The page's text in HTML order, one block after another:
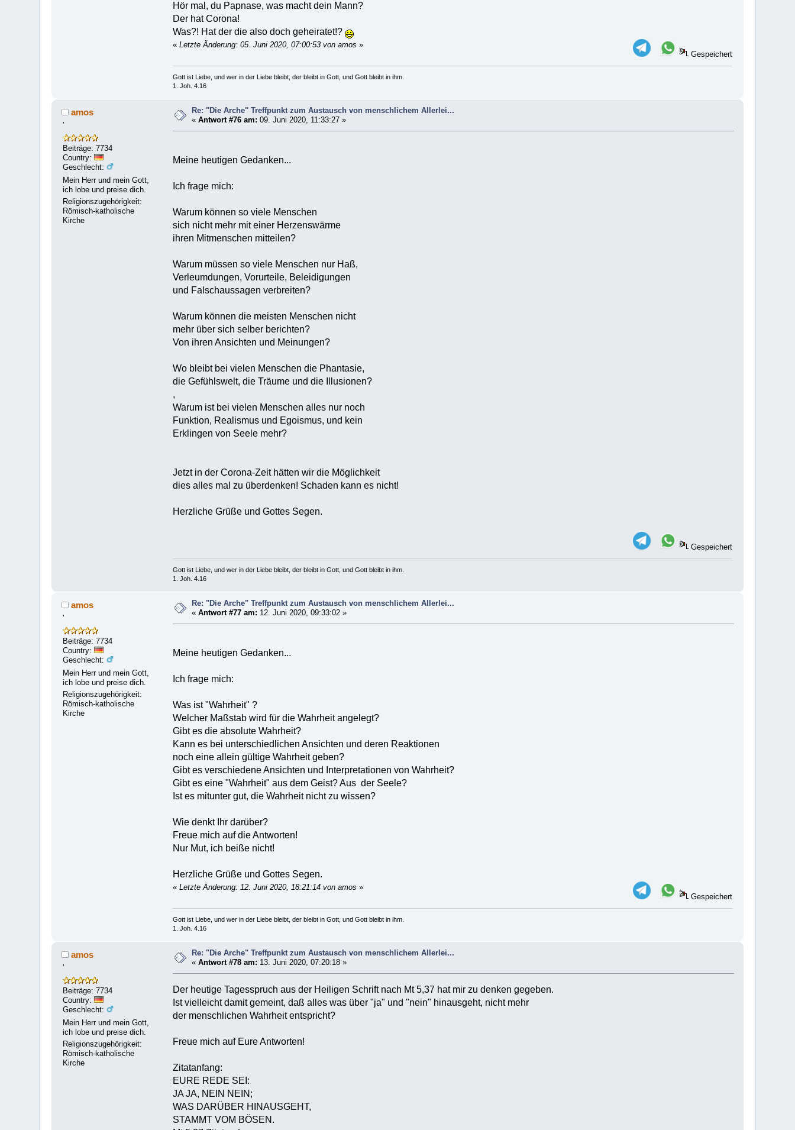
Hör mal, du Papnase, was macht dein Mann?
Der hat Corona!
Was?! Hat der die also doch geheiratet!?
« Letzte Änderung: 05. Juni 2020, 07:00:53 von amos »
Gespeichert
Gott ist Liebe, und wer in der Liebe bleibt, der bleibt in Gott, und Gott bleibt in ihm.
1. Joh. 4.16
amos
'
Beiträge: 7734
Country:
Geschlecht:
Mein Herr und mein Gott,
ich lobe und preise dich.
Religionszugehörigkeit:
Römisch-katholische
Kirche
Re: "Die Arche" Treffpunkt zum Austausch von menschlichem Allerlei...
«Antwort #76 am: 09. Juni 2020, 11:33:27 »
Meine heutigen Gedanken...
Ich frage mich:
Warum können so viele Menschen
sich nicht mehr mit einer Herzenswärme
ihren Mitmenschen mitteilen?
Warum müssen so viele Menschen nur Haß,
Verleumdungen, Vorurteile, Beleidigungen
und Falschaussagen verbreiten?
Warum können die meisten Menschen nicht
mehr über sich selber berichten?
Von ihren Ansichten und Meinungen?
Wo bleibt bei vielen Menschen die Phantasie,
die Gefühlswelt, die Träume und die Illusionen?
,
Warum ist bei vielen Menschen alles nur noch
Funktion, Realismus und Egoismus, und kein
Erklingen von Seele mehr?
Jetzt in der Corona-Zeit hätten wir die Möglichkeit
dies alles mal zu überdenken! Schaden kann es nicht!
Herzliche Grüße und Gottes Segen.
Gespeichert
Gott ist Liebe, und wer in der Liebe bleibt, der bleibt in Gott, und Gott bleibt in ihm.
1. Joh. 4.16
amos
'
Beiträge: 7734
Country:
Geschlecht:
Mein Herr und mein Gott,
ich lobe und preise dich.
Religionszugehörigkeit:
Römisch-katholische
Kirche
Re: "Die Arche" Treffpunkt zum Austausch von menschlichem Allerlei...
«Antwort #77 am: 12. Juni 2020, 09:33:02 »
Meine heutigen Gedanken...
Ich frage mich:
Was ist "Wahrheit" ?
Welcher Maßstab wird für die Wahrheit angelegt?
Gibt es die absolute Wahrheit?
Kann es bei unterschiedlichen Ansichten und deren Reaktionen
noch eine allein gültige Wahrheit geben?
Gibt es verschiedene Ansichten und Interpretationen von Wahrheit?
Gibt es eine "Wahrheit" aus dem Geist? Aus der Seele?
Ist es mitunter gut, die Wahrheit nicht zu wissen?
Wie denkt Ihr darüber?
Freue mich auf die Antworten!
Nur Mut, ich beiße nicht!
Herzliche Grüße und Gottes Segen.
« Letzte Änderung: 12. Juni 2020, 18:21:14 von amos »
Gespeichert
Gott ist Liebe, und wer in der Liebe bleibt, der bleibt in Gott, und Gott bleibt in ihm.
1. Joh. 4.16
amos
'
Beiträge: 7734
Country:
Geschlecht:
Mein Herr und mein Gott,
ich lobe und preise dich.
Religionszugehörigkeit:
Römisch-katholische
Kirche
Re: "Die Arche" Treffpunkt zum Austausch von menschlichem Allerlei...
«Antwort #78 am: 13. Juni 2020, 07:20:18 »
Der heutige Tagesspruch aus der Heiligen Schrift nach Mt 5,37 hat mir zu denken gegeben.
Ist vielleicht damit gemeint, daß alles was über "ja" und "nein" hinausgeht, nicht mehr
der menschlichen Wahrheit entspricht?
Freue mich auf Eure Antworten!
Zitatanfang:
EURE REDE SEI:
JA JA, NEIN NEIN;
WAS DARÜBER HINAUSGEHT,
STAMMT VOM BÖSEN.